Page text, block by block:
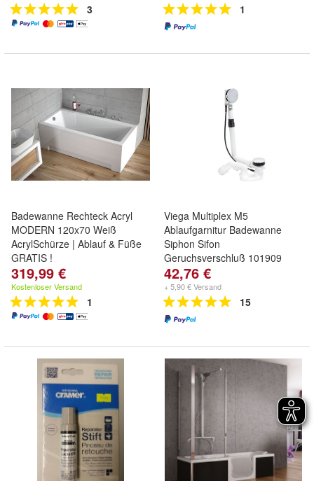
3 1
Badewanne Rechteck Acryl
MODERN 120x70 Weiß
AcrylSchürze | Ablauf & Füße
GRATIS !
319,99 €
Kostenloser Versand
1
Viega Multiplex M5
Ablaufgarnitur Badewanne
Siphon Sifon
Geruchsverschluß 101909
42,76 €
+ 5,90 € Versand
15